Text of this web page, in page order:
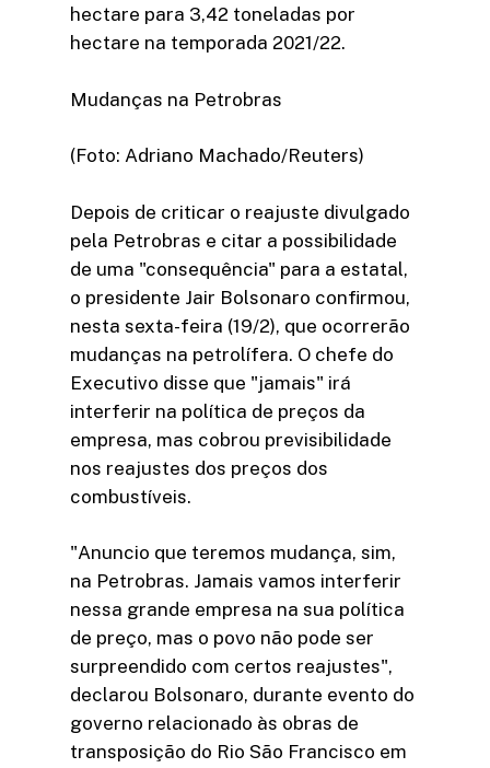
hectare para 3,42 toneladas por
hectare na temporada 2021/22.
Mudanças na Petrobras
(Foto: Adriano Machado/Reuters)
Depois de criticar o reajuste divulgado
pela Petrobras e citar a possibilidade
de uma "consequência" para a estatal,
o presidente Jair Bolsonaro confirmou,
nesta sexta-feira (19/2), que ocorrerão
mudanças na petrolífera. O chefe do
Executivo disse que "jamais" irá
interferir na política de preços da
empresa, mas cobrou previsibilidade
nos reajustes dos preços dos
combustíveis.
"Anuncio que teremos mudança, sim,
na Petrobras. Jamais vamos interferir
nessa grande empresa na sua política
de preço, mas o povo não pode ser
surpreendido com certos reajustes",
declarou Bolsonaro, durante evento do
governo relacionado às obras de
transposição do Rio São Francisco em